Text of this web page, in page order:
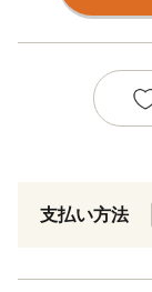
支払い方法